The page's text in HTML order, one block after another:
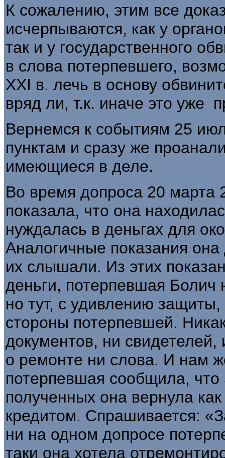
К сожалению, этим все
исчерпываются, как у
так и у государственного
в слова потерпевшего,
XXI в. лечь в основу
вряд ли, т.к. иначе это уже
Вернемся к событиям 25
пунктам и сразу же
имеющиеся в деле.
Во время допроса 20 марта
показала, что она
нуждалась в деньгах для
Аналогичные показания
их слышали. Из этих
деньги, потерпев­шая Болич
но тут, с удивлению
сто­роны потерпевшей.
документов, ни
о ремонте ни слова. И нам
потерпевшая сообщила,
полученных она вернула
кредитом. Спрашивается:
ни на одном допросе
таки она хотела